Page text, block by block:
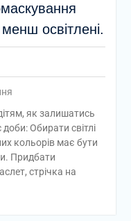
освітлені.
як залишатись
Обирати світлі
кольорів має бути
Придбати
стрічка на